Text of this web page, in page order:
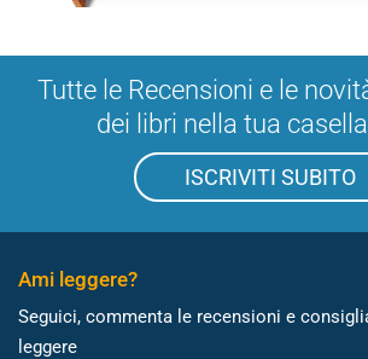
Tutte le Recensioni e le
dei libri nella tua
ISCRIVITI SUBITO
Ami leggere?
Seguici, commenta le recensioni e
leggere